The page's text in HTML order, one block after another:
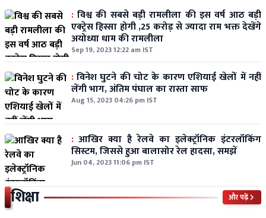
: विश्व की सबसे बड़ी रामलीला की इस वर्ष आठ बड़ी
एक्ट्रेस हिस्सा होगी ,25 करोड़ से ज्यादा राम भक्त देखेंगे
अयोध्या धाम की रामलीला
Sep 19, 2023 12:22 am IST
:विनेश घुटने की चोट के कारण एशियाई खेलों में नहीं
लेंगी भाग, अंतिम पंघाल का रास्ता साफ
Aug 15, 2023 04:26 pm IST
: आखिर क्या है रेलवे का इलेक्ट्रॉनिक इंटरलॉकिंग
सिस्टम, जिससे हुआ बालासोर रेल हादसा, समझें
Jun 04, 2023 11:06 pm IST
शिक्षा और पढ़ें